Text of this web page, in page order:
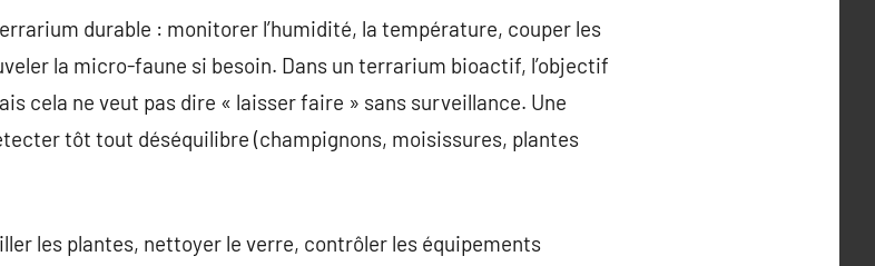
durable : monitorer l’humidité, la température, couper les
la micro-faune si besoin. Dans un terrarium bioactif, l’objectif
cela ne veut pas dire « laisser faire » sans surveillance. Une
tôt tout déséquilibre (champignons, moisissures, plantes
les plantes, nettoyer le verre, contrôler les équipements